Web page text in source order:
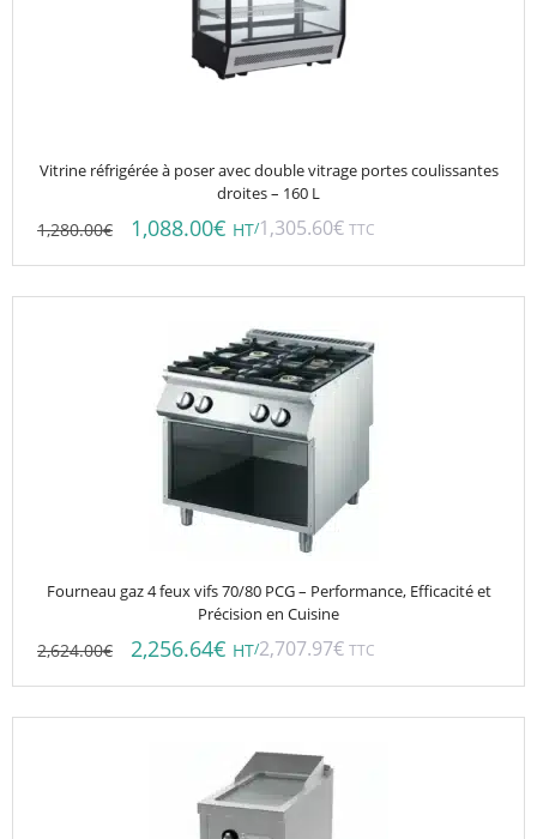
Vitrine réfrigérée à poser avec double vitrage portes coulissantes
droites – 160 L
1,280.00€ 1,088.00€ HT/1,305.60€ TTC
Fourneau gaz 4 feux vifs 70/80 PCG – Performance, Efficacité et
Précision en Cuisine
2,624.00€ 2,256.64€ HT/2,707.97€ TTC